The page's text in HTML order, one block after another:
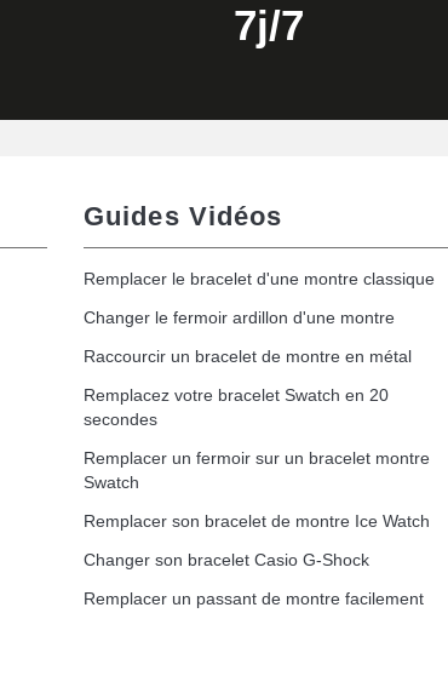
7j/7
Guides Vidéos
Remplacer le bracelet d'une montre classique
Changer le fermoir ardillon d'une montre
Raccourcir un bracelet de montre en métal
Remplacez votre bracelet Swatch en 20
secondes
Remplacer un fermoir sur un bracelet montre
Swatch
Remplacer son bracelet de montre Ice Watch
Changer son bracelet Casio G-Shock
Remplacer un passant de montre facilement